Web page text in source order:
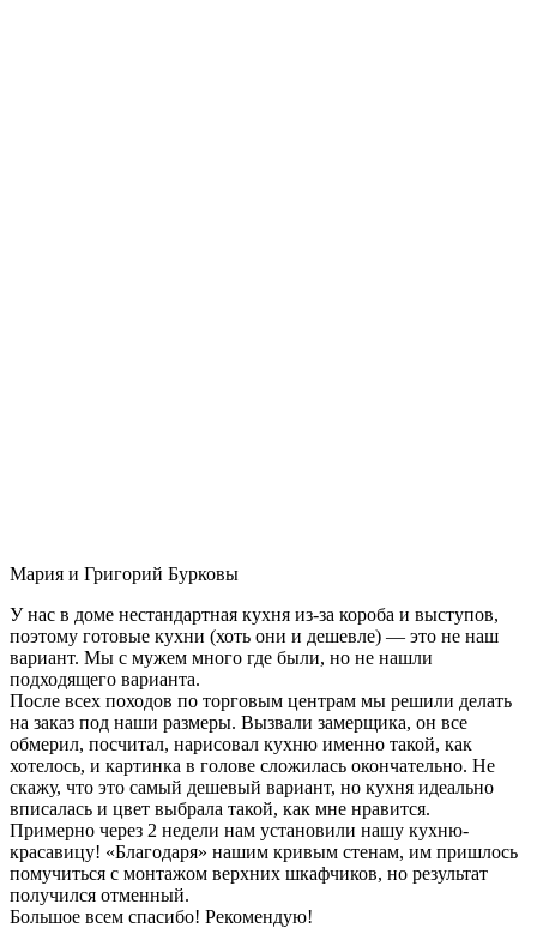
Мария и Григорий Бурковы
У нас в доме нестандартная кухня из-за короба и выступов,
поэтому готовые кухни (хоть они и дешевле) — это не наш
вариант. Мы с мужем много где были, но не нашли
подходящего варианта.
После всех походов по торговым центрам мы решили делать
на заказ под наши размеры. Вызвали замерщика, он все
обмерил, посчитал, нарисовал кухню именно такой, как
хотелось, и картинка в голове сложилась окончательно. Не
скажу, что это самый дешевый вариант, но кухня идеально
вписалась и цвет выбрала такой, как мне нравится.
Примерно через 2 недели нам установили нашу кухню-
красавицу! «Благодаря» нашим кривым стенам, им пришлось
помучиться с монтажом верхних шкафчиков, но результат
получился отменный.
Большое всем спасибо! Рекомендую!